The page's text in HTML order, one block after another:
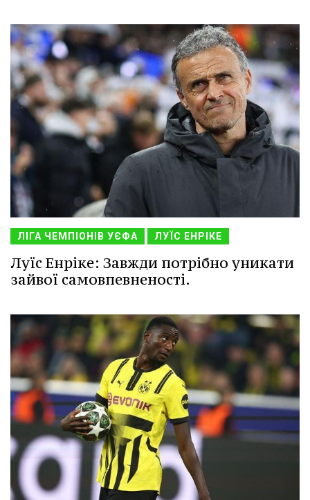
ЛІГА ЧЕМПІОНІВ УЄФА ЛУЇС ЕНРІКЕ
Луїс Енріке: Завжди потрібно уникати
зайвої самовпевненості.